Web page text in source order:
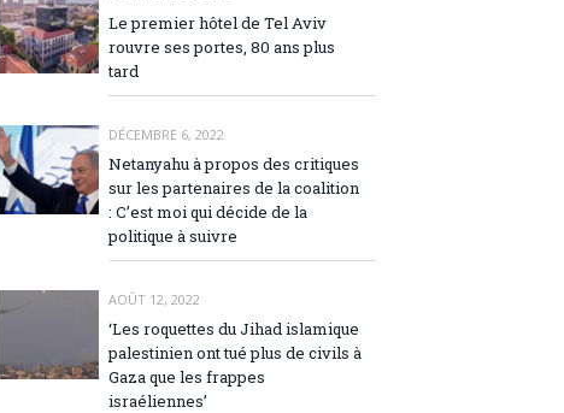
Le premier hôtel de Tel Aviv
rouvre ses portes, 80 ans plus
tard
DÉCEMBRE 6, 2022
Netanyahu à propos des critiques
sur les partenaires de la coalition
: C’est moi qui décide de la
politique à suivre
AOÛT 12, 2022
‘Les roquettes du Jihad islamique
palestinien ont tué plus de civils à
Gaza que les frappes
israéliennes’